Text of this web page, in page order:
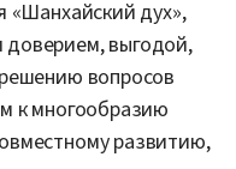
«Шанхайский дух»,
выгодой,
вопросов
к многообразию
развитию,